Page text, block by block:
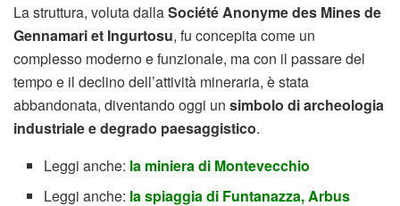
La struttura, voluta dallaSociété Anonyme des Mines de
Gennamari et Ingurtosu, fu concepita come un
complesso moderno e funzionale, ma con il passare del
tempo e il declino dell’attività mineraria, è stata
abbandonata, diventando oggi un simbolo di archeologia
industriale e degrado paesaggistico.
Leggi anche: la miniera di Montevecchio
Leggi anche: la spiaggia di Funtanazza, Arbus